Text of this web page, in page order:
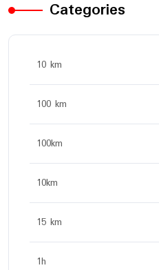
Categories
10 km
100 km
100km
10km
15 km
1h